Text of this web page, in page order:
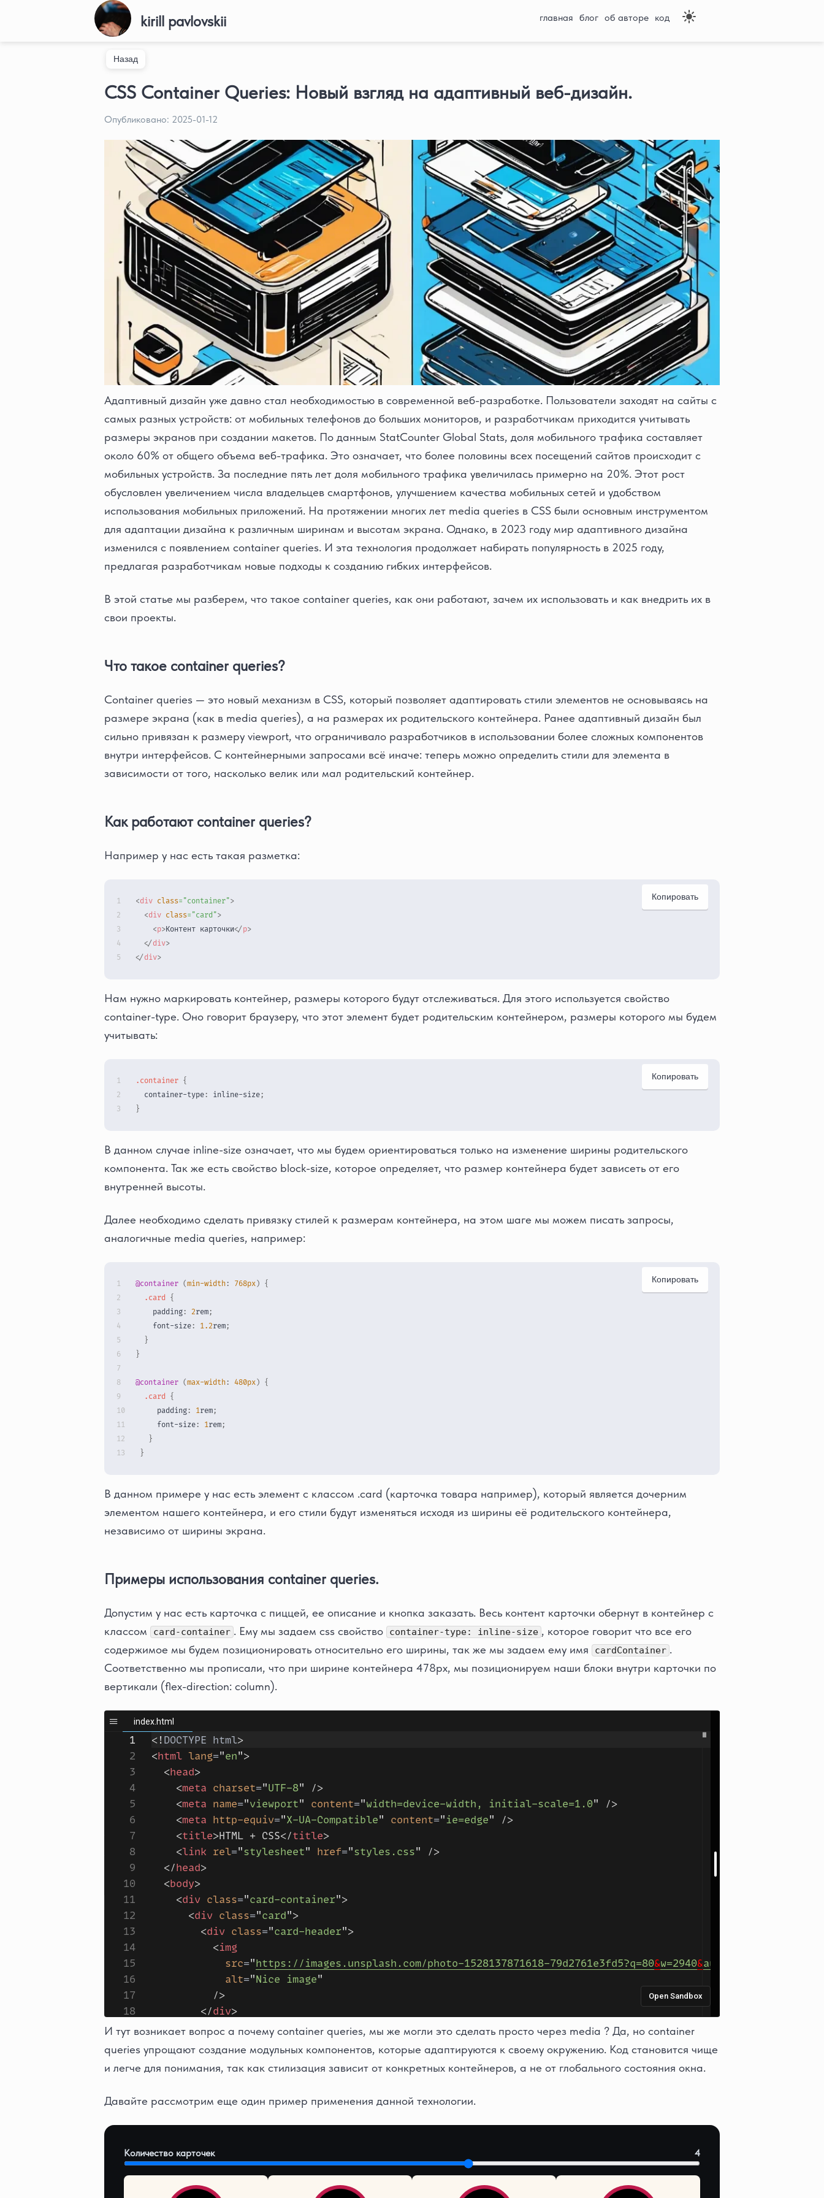
kirill pavlovskii главная блог об авторе код
Назад
CSS Container Queries: Новый взгляд на адаптивный веб-дизайн.
Опубликовано: 2025-01-12
Адаптивный дизайн уже давно стал необходимостью в cовременной веб-разработке. Пользователи заходят на сайты с
самых разных устройств: от мобильных телефонов до больших мониторов, и разработчикам приходится учитывать
размеры экранов при создании макетов. По данным StatCounter Global Stats, доля мобильного трафика составляет
около 60% от общего объема веб-трафика. Это означает, что более половины всех посещений сайтов происходит с
мобильных устройств. За последние пять лет доля мобильного трафика увеличилась примерно на 20%. Этот рост
обусловлен увеличением числа владельцев смартфонов, улучшением качества мобильных сетей и удобством
использования мобильных приложений. На протяжении многих лет media queries в CSS были основным инструментом
для адаптации дизайна к различным ширинам и высотам экрана. Однако, в 2023 году мир адаптивного дизайна
изменился с появлением container queries. И эта технология продолжает набирать популярность в 2025 году,
предлагая разработчикам новые подходы к созданию гибких интерфейсов.
В этой статье мы разберем, что такое container queries, как они работают, зачем их использовать и как внедрить их в
свои проекты.
Что такое container queries?
Container queries — это новый механизм в CSS, который позволяет адаптировать стили элементов не основываясь на
размере экрана (как в media queries), а на размерах их родительского контейнера. Ранее адаптивный дизайн был
сильно привязан к размеру viewport, что ограничивало разработчиков в использовании более сложных компонентов
внутри интерфейсов. С контейнерными запросами всё иначе: теперь можно определить стили для элемента в
зависимости от того, насколько велик или мал родительский контейнер.
Как работают container queries?
Например у нас есть такая разметка:
Копировать
<div class= "container">
<div class= "card">
<p>Контент карточки</ p>
</ div>
</ div>
Нам нужно маркировать контейнер, размеры которого будут отслеживаться. Для этого используется свойство
container-type. Оно говорит браузеру, что этот элемент будет родительским контейнером, размеры которого мы будем
учитывать:
Копировать
.container {
container-type: inline-size;
}
В данном случае inline-size означает, что мы будем ориентироваться только на изменение ширины родительского
компонента. Так же есть свойство block-size, которое определяет, что размер контейнера будет зависеть от его
внутренней высоты.
Далее необходимо сделать привязку стилей к размерам контейнера, на этом шаге мы можем писать запросы,
аналогичные media queries, например:
Копировать
@container (min-width: 768px) {
.card {
padding: 2rem;
font-size: 1.2rem;
}
}
@container (max-width: 480px) {
.card {
padding: 1rem;
font-size: 1rem;
}
}
В данном примере у нас есть элемент с классом .card (карточка товара например), который является дочерним
элементом нашего контейнера, и его стили будут изменяться исходя из ширины её родительского контейнера,
независимо от ширины экрана.
Примеры использования container queries.
Допустим у нас есть карточка c пиццей, ее описание и кнопка заказать. Весь контент карточки обернут в контейнер с
классом
card-container . Ему мы задаем css свойство container-type: inline-size , которое говорит что все его
содержимое мы будем позиционировать относительно его ширины, так же мы задаем ему имя
cardContainer .
Соответственно мы прописали, что при ширине контейнера 478px, мы позиционируем наши блоки внутри карточки по
вертикали (flex-direction: column).
И тут возникает вопрос а почему container queries, мы же могли это сделать просто через media ? Да, но container
queries yпрощают создание модульных компонентов, которые адаптируются к своему окружению. Код становится чище
и легче для понимания, так как стилизация зависит от конкретных контейнеров, а не от глобального состояния окна.
Давайте рассмотрим еще один пример применения данной технологии.
Количество карточек 4